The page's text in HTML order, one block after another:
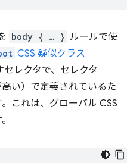
body { … } ルールで使
CSS 疑似クラス
セレクタで、セレクタ
い）で定義されているた
これは、グローバル CSS